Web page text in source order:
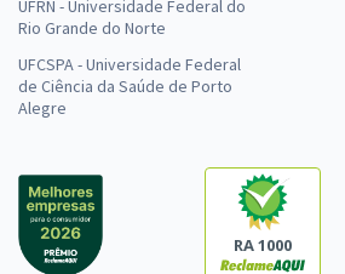
UFRN - Universidade Federal do
Rio Grande do Norte
UFCSPA - Universidade Federal
de Ciência da Saúde de Porto
Alegre
RA 1000